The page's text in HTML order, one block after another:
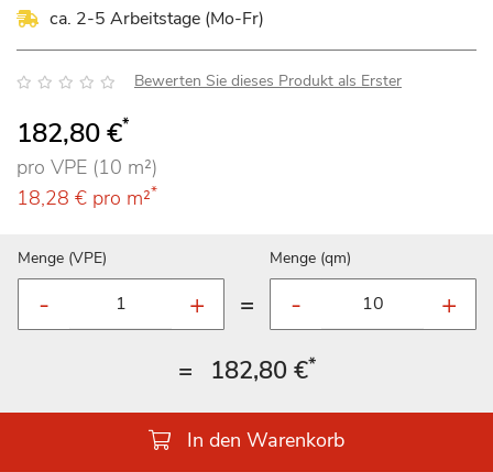
ca. 2-5 Arbeitstage (Mo-Fr)
Bewertung: Bewerten Sie dieses Produkt als Erster
182,80 €*
pro VPE (10 m²)
18,28 € pro m²*
Menge (VPE)
=
Menge (qm)
= 182,80 €*
In den Warenkorb